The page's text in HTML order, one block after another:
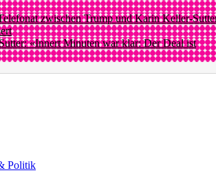
zwischen Trump und Karin Keller-
«Innert Minuten war klar: Der Deal ist
Politik